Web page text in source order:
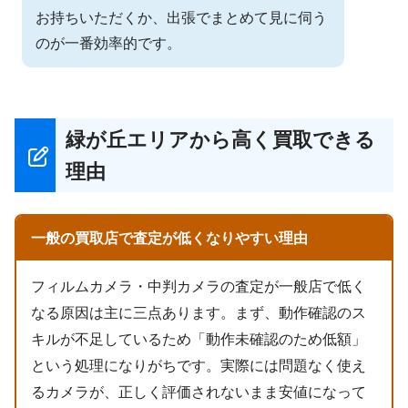
お持ちいただくか、出張でまとめて見に伺う
のが一番効率的です。
緑が丘エリアから高く買取できる
理由
一般の買取店で査定が低くなりやすい理由
フィルムカメラ・中判カメラの査定が一般店で低く
なる原因は主に三点あります。まず、動作確認のス
キルが不足しているため「動作未確認のため低額」
という処理になりがちです。実際には問題なく使え
るカメラが、正しく評価されないまま安値になって